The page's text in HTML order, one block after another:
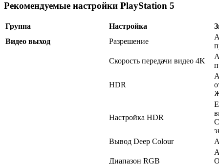
Рекомендуемые настройки PlayStation 5
Группа Настройка
Видео выход
Разрешение
Скорость передачи видео 4K
HDR
Настройка HDR
Вывод Deep Colour
Диапазон RGB